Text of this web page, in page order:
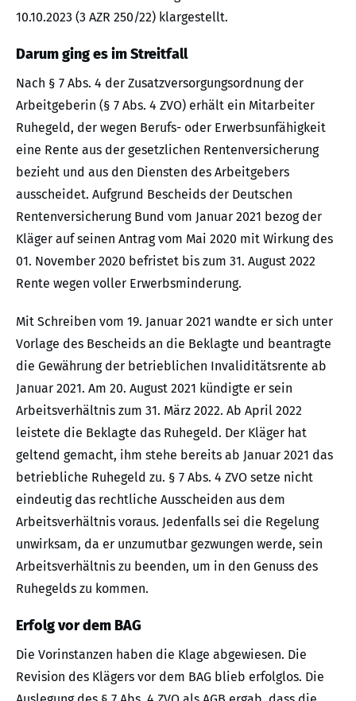
10.10.2023 (3 AZR 250/22) klargestellt.
Darum ging es im Streitfall
Nach § 7 Abs. 4 der Zusatzversorgungsordnung der
Arbeitgeberin (§ 7 Abs. 4 ZVO) erhält ein Mitarbeiter
Ruhegeld, der wegen Berufs- oder Erwerbsunfähigkeit
eine Rente aus der gesetzlichen Rentenversicherung
bezieht und aus den Diensten des Arbeitgebers
ausscheidet. Aufgrund Bescheids der Deutschen
Rentenversicherung Bund vom Januar 2021 bezog der
Kläger auf seinen Antrag vom Mai 2020 mit Wirkung des
01. November 2020 befristet bis zum 31. August 2022
Rente wegen voller Erwerbsminderung.
Mit Schreiben vom 19. Januar 2021 wandte er sich unter
Vorlage des Bescheids an die Beklagte und beantragte
die Gewährung der betrieblichen Invaliditätsrente ab
Januar 2021. Am 20. August 2021 kündigte er sein
Arbeitsverhältnis zum 31. März 2022. Ab April 2022
leistete die Beklagte das Ruhegeld. Der Kläger hat
geltend gemacht, ihm stehe bereits ab Januar 2021 das
betriebliche Ruhegeld zu. § 7 Abs. 4 ZVO setze nicht
eindeutig das rechtliche Ausscheiden aus dem
Arbeitsverhältnis voraus. Jedenfalls sei die Regelung
unwirksam, da er unzumutbar gezwungen werde, sein
Arbeitsverhältnis zu beenden, um in den Genuss des
Ruhegelds zu kommen.
Erfolg vor dem BAG
Die Vorinstanzen haben die Klage abgewiesen. Die
Revision des Klägers vor dem BAG blieb erfolglos. Die